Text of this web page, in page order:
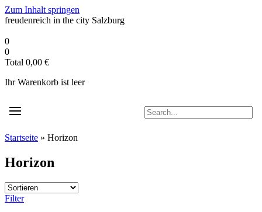
Zum Inhalt springen
freudenreich in the city Salzburg
0
0
Total 0,00 €
Ihr Warenkorb ist leer
Startseite » Horizon
Horizon
Filter